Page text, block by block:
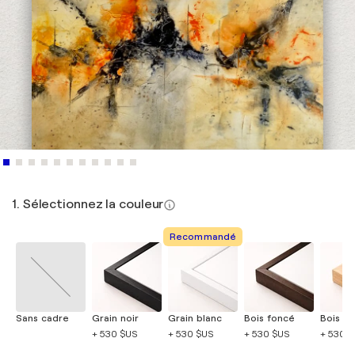
1. Sélectionnez la couleur
Sans cadre
Grain noir
+ 530 $US
Recommandé
Grain blanc
+ 530 $US
Bois foncé
+ 530 $US
Bois
+ 530